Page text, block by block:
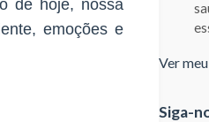
de hoje, nossa
emoções e
Ver
Siga-